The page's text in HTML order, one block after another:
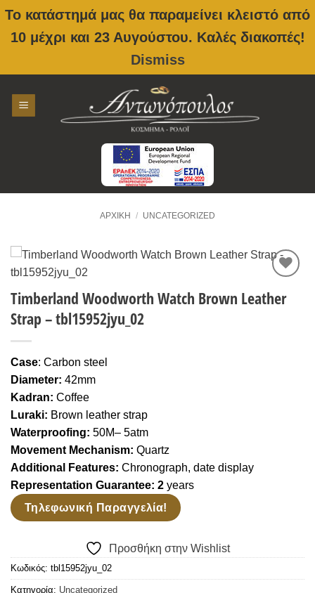
Το κατάστημά μας θα παραμείνει κλειστό από
10 μέχρι και 23 Αυγούστου. Καλές διακοπές!
Dismiss
content
ΑΡΧΙΚΉ / UNCATEGORIZED
Προσθήκη
στην
Timberland Woodworth Watch Brown Leather
Strap – tbl15952jyu_02
Case: Carbon steel
Diameter: 42mm
Kadran: Coffee
Luraki: Brown leather strap
Waterproofing: 50M– 5atm
Movement Mechanism: Quartz
Additional Features: Chronograph, date display
Representation Guarantee: 2 years
Τηλεφωνική Παραγγελία!
Προσθήκη στην Wishlist
Κωδικός: tbl15952jyu_02
Κατηγορία: Uncategorized